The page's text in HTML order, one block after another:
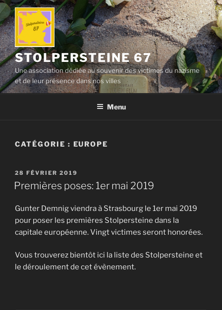
Aller
au
contenu
principal
STOLPERSTEINE 67
Une association dédiée au souvenir des victimes du nazisme
et de leur présence dans nos villes
Menu
CATÉGORIE : EUROPE
PUBLIÉ
LE
28 FÉVRIER 2019
Premières poses: 1er mai 2019
Gunter Demnig viendra à Strasbourg le 1er mai 2019
pour poser les premières Stolpersteine dans la
capitale européenne. Vingt victimes seront honorées.
Vous trouverez bientôt ici la liste des Stolpersteine et
le déroulement de cet évènement.